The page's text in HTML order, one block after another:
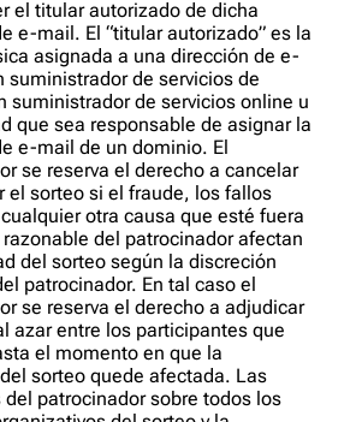
el titular autorizado de dicha
e-mail. El “titular autorizado” es la
asignada a una dirección de e-
suministrador de servicios de
suministrador de servicios online u
que sea responsable de asignar la
e-mail de un dominio. El
se reserva el derecho a cancelar
el sorteo si el fraude, los fallos
otra causa que esté fuera
del patrocinador afectan
del sorteo según la discreción
patrocinador. En tal caso el
se reserva el derecho a adjudicar
azar entre los participantes que
el momento en que la
sorteo quede afectada. Las
patrocinador sobre todos los